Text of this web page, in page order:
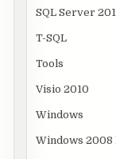
SQL Server
T-SQL
Tools
Visio 2010
Windows
Windows 2008